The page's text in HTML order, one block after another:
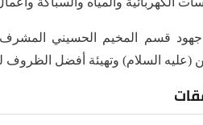
جهود قسم المخيم الحسيني المشرف
(عليه السلام) وتهيئة أفضل الظروف